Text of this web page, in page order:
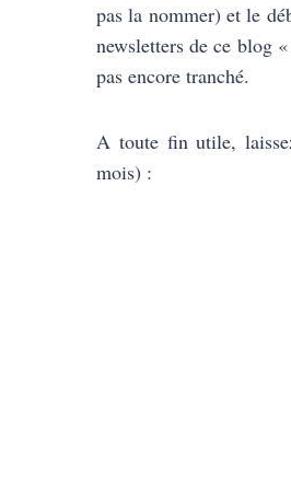
pas la nommer) et le
newsletters de ce blog
pas encore tranché.
A toute fin utile,
mois) :